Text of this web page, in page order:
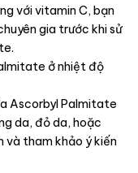
với vitamin C, bạn
gia trước khi sử
ở nhiệt độ
Ascorbyl Palmitate
da, đỏ da, hoặc
và tham khảo ý kiến